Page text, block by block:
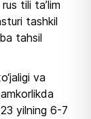
tili ta’lim
tashkil
tahsil
va
yilning 6-7